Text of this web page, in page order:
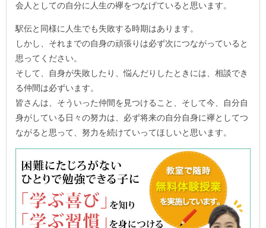
会人としての自分に人生の襷をつなげていると思います。
駅伝と同様に人生でも失敗する時期はあります。
しかし、それまでの自身の頑張りは必ず次につながっていると
思ってください。
そして、自身が失敗したり、悩んだりしたときには、相談でき
る仲間は必ずいます。
皆さんは、そういった仲間を見つけること、そして今、自分自
身がしている日々の努力は、必ず将来の自分自身に襷としてつ
ながると思って、努力を続けていってほしいと思います。